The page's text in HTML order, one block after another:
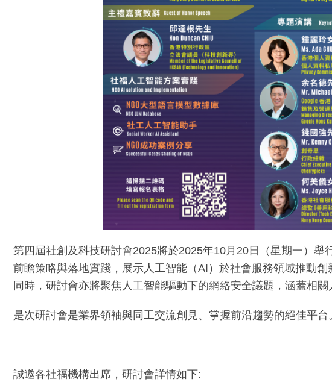
第四屆社創及科技研討會2025將於2025年10月20日（星期一）
前瞻策略與落地實踐，展示人工智能（AI）於社會服務領域推動
同時，研討會亦將聚焦人工智能驅動下的網絡安全議題，涵蓋相
是次研討會是業界領袖與同工交流創見、掌握前沿趨勢的絕佳平
誠邀各社福機構出席，研討會詳情如下: